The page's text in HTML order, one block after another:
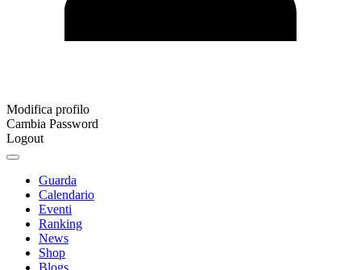
Modifica profilo
Cambia Password
Logout
Guarda
Calendario
Eventi
Ranking
News
Shop
Blogs